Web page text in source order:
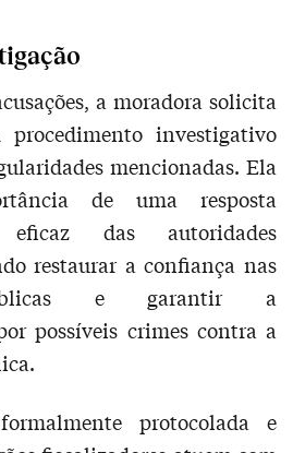
a moradora solicita
investigativo
mencionadas. Ela
de uma resposta
das autoridades
restaurar a confiança nas
e garantir a
possíveis crimes contra a
protocolada e